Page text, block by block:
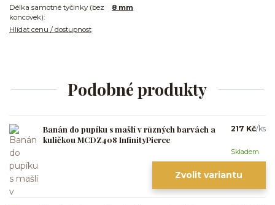
Délka samotné tyčinky (bez
koncovek):
8 mm
Hlídat cenu / dostupnost
Podobné produkty
Banán do pupíku s mašlí v různých barvách a
kuličkou MCDZ408 InfinityPierce
217 Kč/ks
Skladem
Zvolit variantu